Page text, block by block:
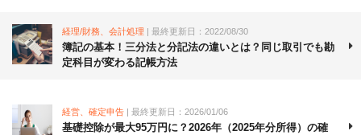
経理/財務、会計処理 | 最終更新日：2022/08/30
簿記の基本！三分法と分記法の違いとは？同じ取引でも勘
定科目が変わる記帳方法
経営、確定申告 | 最終更新日：2026/01/06
基礎控除が最大95万円に？2026年（2025年分所得）の確